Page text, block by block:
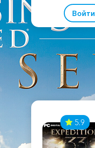
Войти
5.9